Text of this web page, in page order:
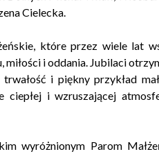
Cielecka
które przez wiele lat
i oddania. Jubilaci
i piękny przykład
i wzruszającej
wyróżnionym Parom